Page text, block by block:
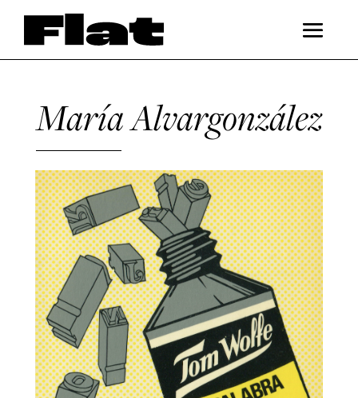
María Alvargonzález